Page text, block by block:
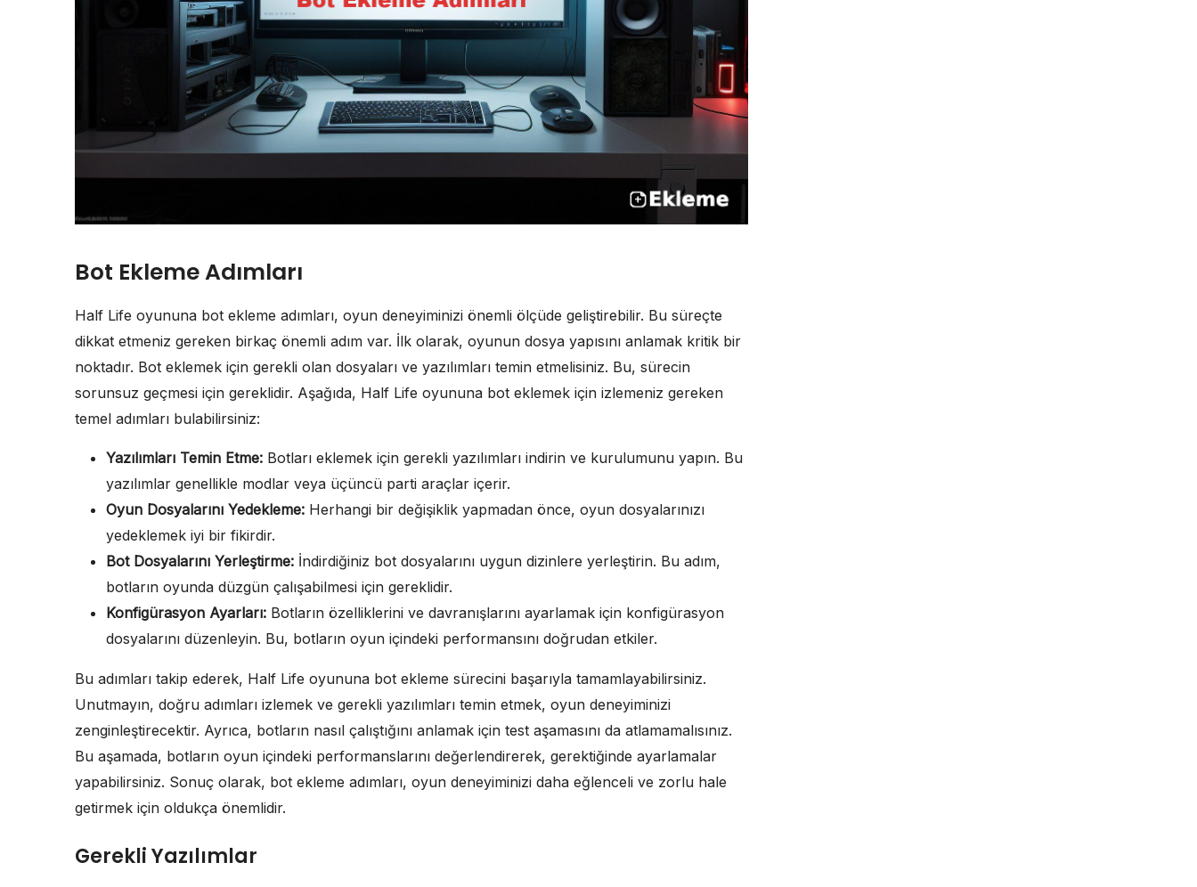
Bot Ekleme Adımları
Half Life oyununa bot ekleme adımları, oyun deneyiminizi önemli ölçüde geliştirebilir. Bu süreçte
dikkat etmeniz gereken birkaç önemli adım var. İlk olarak, oyunun dosya yapısını anlamak kritik bir
noktadır. Bot eklemek için gerekli olan dosyaları ve yazılımları temin etmelisiniz. Bu, sürecin
sorunsuz geçmesi için gereklidir. Aşağıda, Half Life oyununa bot eklemek için izlemeniz gereken
temel adımları bulabilirsiniz:
Yazılımları Temin Etme: Botları eklemek için gerekli yazılımları indirin ve kurulumunu yapın. Bu
yazılımlar genellikle modlar veya üçüncü parti araçlar içerir.
Oyun Dosyalarını Yedekleme: Herhangi bir değişiklik yapmadan önce, oyun dosyalarınızı
yedeklemek iyi bir fikirdir.
Bot Dosyalarını Yerleştirme: İndirdiğiniz bot dosyalarını uygun dizinlere yerleştirin. Bu adım,
botların oyunda düzgün çalışabilmesi için gereklidir.
Konfigürasyon Ayarları: Botların özelliklerini ve davranışlarını ayarlamak için konfigürasyon
dosyalarını düzenleyin. Bu, botların oyun içindeki performansını doğrudan etkiler.
Bu adımları takip ederek, Half Life oyununa bot ekleme sürecini başarıyla tamamlayabilirsiniz.
Unutmayın, doğru adımları izlemek ve gerekli yazılımları temin etmek, oyun deneyiminizi
zenginleştirecektir. Ayrıca, botların nasıl çalıştığını anlamak için test aşamasını da atlamamalısınız.
Bu aşamada, botların oyun içindeki performanslarını değerlendirerek, gerektiğinde ayarlamalar
yapabilirsiniz. Sonuç olarak, bot ekleme adımları, oyun deneyiminizi daha eğlenceli ve zorlu hale
getirmek için oldukça önemlidir.
Gerekli Yazılımlar